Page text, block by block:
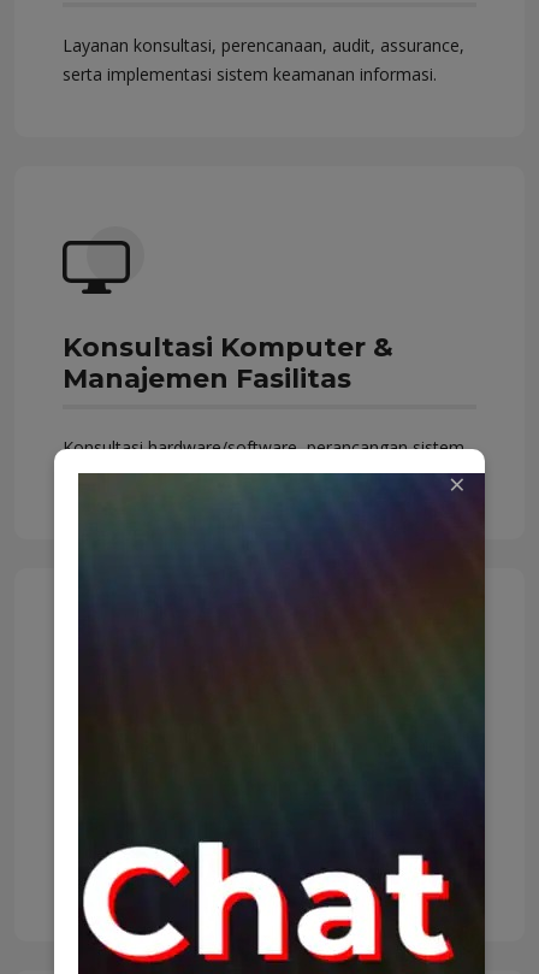
×
Layanan konsultasi, perencanaan, audit, assurance,
serta implementasi sistem keamanan informasi.
Konsultasi Komputer &
Manajemen Fasilitas
Konsultasi hardware/software, perancangan sistem
terintegrasi, analisis kebutuhan, dan solusi IT.
Layanan sertifikat elektronik untuk tanda tangan
digital, segel, autentikasi website, dan preservasi.